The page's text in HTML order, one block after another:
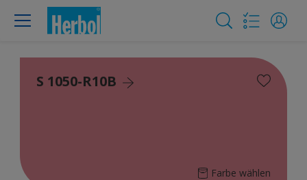
S 1050-R10B
Farbe wählen